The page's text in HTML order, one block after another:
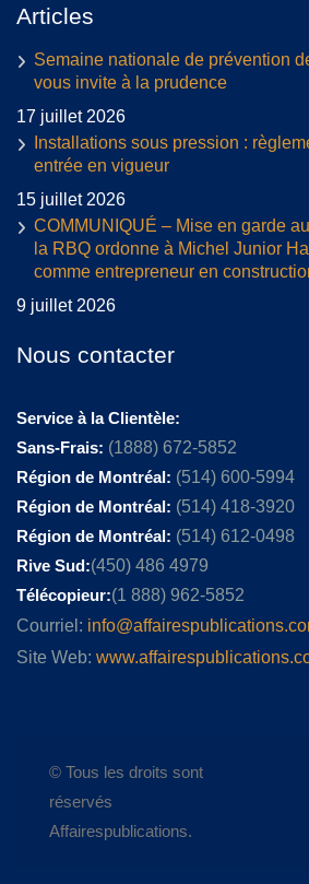
Articles
Semaine nationale de prévention
vous invite à la prudence
17 juillet 2026
Installations sous pression :
entrée en vigueur
15 juillet 2026
COMMUNIQUÉ – Mise en garde
la RBQ ordonne à Michel Junior
comme entrepreneur en
9 juillet 2026
Nous contacter
Service à la Clientèle:
Sans-Frais: (1888) 672-5852
Région de Montréal: (514) 600-5994
Région de Montréal: (514) 418-3920
Région de Montréal: (514) 612-0498
Rive Sud:(450) 486 4979
Télécopieur:(1 888) 962-5852
Courriel:
Site Web:
© Tous les droits sont
réservés
Affairespublications.